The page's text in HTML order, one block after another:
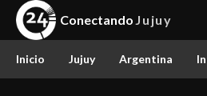
Conectando Jujuy
Inicio Jujuy Argentina